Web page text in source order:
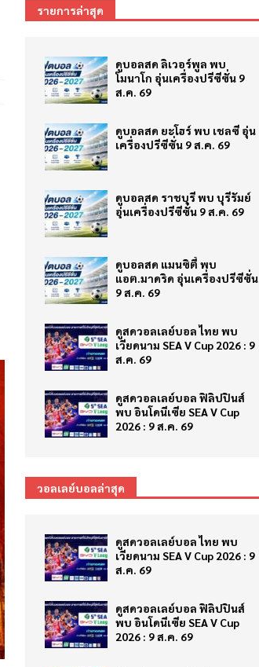
รายการล่าสุด
ดูบอลสด ลิเวอร์พูล พบ
โมนาโก อุ่นเครื่องปรีซีซั่น 9
ส.ค. 69
ดูบอลสด ยะโฮร์ พบ เชลซี อุ่น
เครื่องปรีซีซั่น 9 ส.ค. 69
ดูบอลสด ราชบุรี พบ บุรีรัมย์
อุ่นเครื่องปรีซีซั่น 9 ส.ค. 69
ดูบอลสด แมนซิตี้ พบ
แอต.มาดริด อุ่นเครื่องปรีซีซั่น
9 ส.ค. 69
ดูสดวอลเลย์บอล ไทย พบ
เวียดนาม SEA V Cup 2026 : 9
ส.ค. 69
ดูสดวอลเลย์บอล ฟิลิปปินส์
พบ อินโดนีเซีย SEA V Cup
2026 : 9 ส.ค. 69
วอลเลย์บอลล่าสุด
ดูสดวอลเลย์บอล ไทย พบ
เวียดนาม SEA V Cup 2026 : 9
ส.ค. 69
ดูสดวอลเลย์บอล ฟิลิปปินส์
พบ อินโดนีเซีย SEA V Cup
2026 : 9 ส.ค. 69